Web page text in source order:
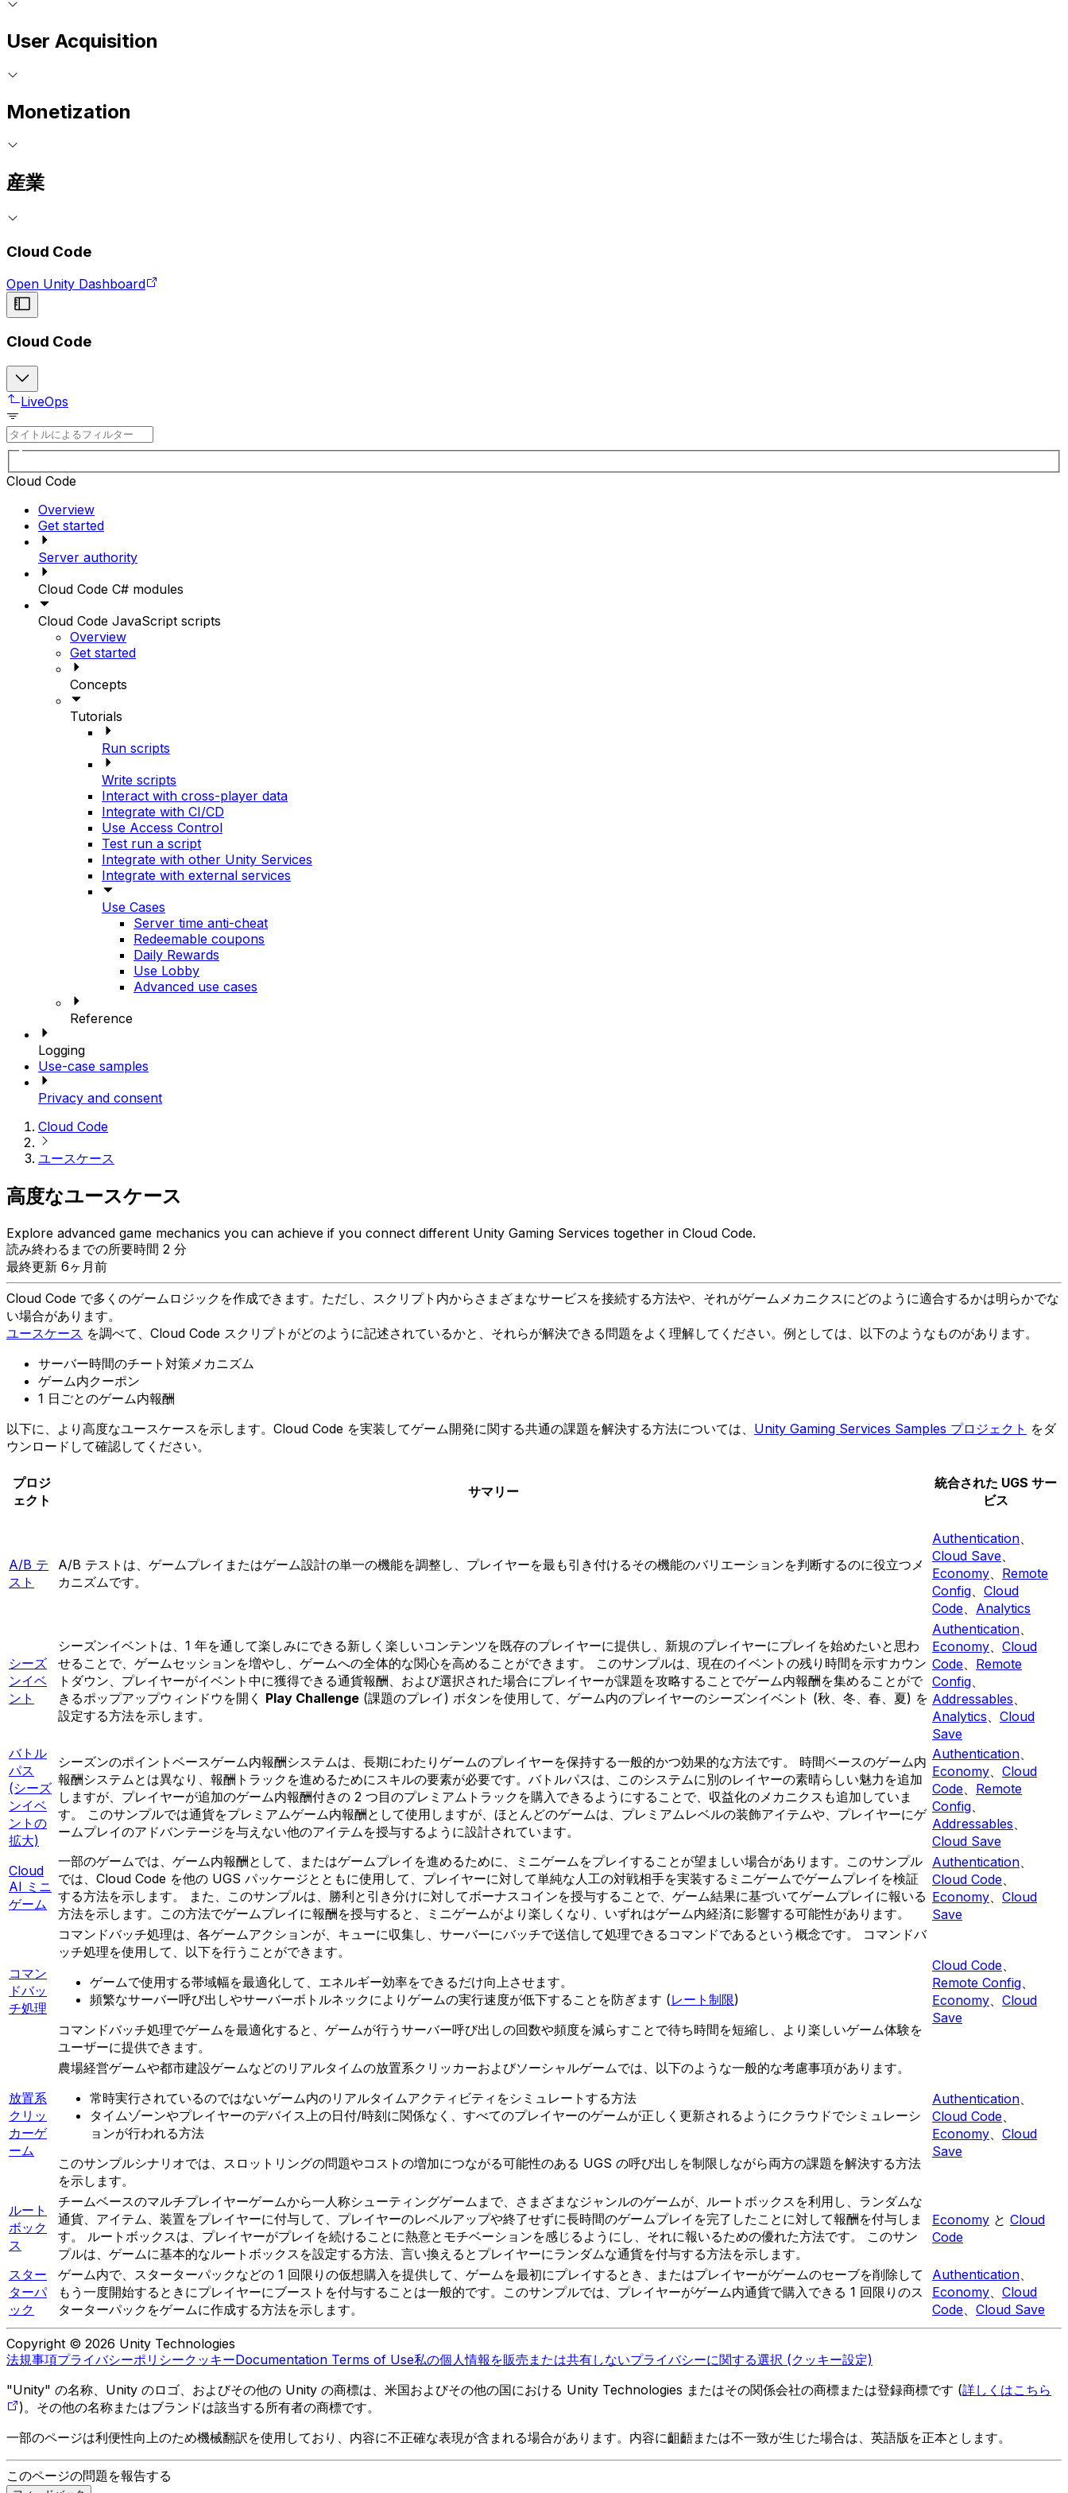
User Acquisition
Monetization
産業
Cloud Code
Open Unity Dashboard
Cloud Code
LiveOps
Cloud Code
Overview
Get started
Server authority
Cloud Code C# modules
Cloud Code JavaScript scripts
Overview
Get started
Concepts
Tutorials
Run scripts
Write scripts
Interact with cross-player data
Integrate with CI/CD
Use Access Control
Test run a script
Integrate with other Unity Services
Integrate with external services
Use Cases
Server time anti-cheat
Redeemable coupons
Daily Rewards
Use Lobby
Advanced use cases
Reference
Logging
Use-case samples
Privacy and consent
Cloud Code
ユースケース
高度なユースケース
Explore advanced game mechanics you can achieve if you connect different Unity Gaming Services together in Cloud Code.
読み終わるまでの所要時間 2 分
最終更新 6ヶ月前
Cloud Code で多くのゲームロジックを作成できます。ただし、スクリプト内からさまざまなサービスを接続する方法や、それがゲームメカニクスにどのように適合するかは明らかでな
い場合があります。
ユースケース を調べて、Cloud Code スクリプトがどのように記述されているかと、それらが解決できる問題をよく理解してください。例としては、以下のようなものがあります。
サーバー時間のチート対策メカニズム
ゲーム内クーポン
1 日ごとのゲーム内報酬
以下に、より高度なユースケースを示します。Cloud Code を実装してゲーム開発に関する共通の課題を解決する方法については、 Unity Gaming Services Samples プロジェクト をダ
ウンロードして確認してください。
プロジ
ェクト
サマリー
統合された UGS サー
ビス
A/B テ
スト
A/B テストは、ゲームプレイまたはゲーム設計の単一の機能を調整し、プレイヤーを最も引き付けるその機能のバリエーションを判断するのに役立つメ
カニズムです。
Authentication
Cloud Save
Economy
Remote
Config
Cloud
Code
Analytics
シーズ
ンイベ
ント
シーズンイベントは、1 年を通して楽しみにできる新しく楽しいコンテンツを既存のプレイヤーに提供し、新規のプレイヤーにプレイを始めたいと思わ
せることで、ゲームセッションを増やし、ゲームへの全体的な関心を高めることができます。 このサンプルは、現在のイベントの残り時間を示すカウン
トダウン、プレイヤーがイベント中に獲得できる通貨報酬、および選択された場合にプレイヤーが課題を攻略することでゲーム内報酬を集めることがで
きるポップアップウィンドウを開く Play Challenge (課題のプレイ) ボタンを使用して、ゲーム内のプレイヤーのシーズンイベント (秋、冬、春、夏) を
設定する方法を示します。
Authentication
Economy
Cloud
Code
Remote
Config
Addressables
Analytics
Cloud
Save
バトル
パス
(シーズ
ンイベ
ントの
拡大)
シーズンのポイントベースゲーム内報酬システムは、長期にわたりゲームのプレイヤーを保持する一般的かつ効果的な方法です。 時間ベースのゲーム内
報酬システムとは異なり、報酬トラックを進めるためにスキルの要素が必要です。バトルパスは、このシステムに別のレイヤーの素晴らしい魅力を追加
しますが、プレイヤーが追加のゲーム内報酬付きの 2 つ目のプレミアムトラックを購入できるようにすることで、収益化のメカニクスも追加していま
す。 このサンプルでは通貨をプレミアムゲーム内報酬として使用しますが、ほとんどのゲームは、プレミアムレベルの装飾アイテムや、プレイヤーにゲ
ームプレイのアドバンテージを与えない他のアイテムを授与するように設計されています。
Authentication
Economy
Cloud
Code
Remote
Config
Addressables
Cloud Save
Cloud
AI ミニ
ゲーム
一部のゲームでは、ゲーム内報酬として、またはゲームプレイを進めるために、ミニゲームをプレイすることが望ましい場合があります。このサンプル
では、Cloud Code を他の UGS パッケージとともに使用して、プレイヤーに対して単純な人工の対戦相手を実装するミニゲームでゲームプレイを検証
する方法を示します。 また、このサンプルは、勝利と引き分けに対してボーナスコインを授与することで、ゲーム結果に基づいてゲームプレイに報いる
方法を示します。この方法でゲームプレイに報酬を授与すると、ミニゲームがより楽しくなり、いずれはゲーム内経済に影響する可能性があります。
Authentication
Cloud Code
Economy
Cloud
Save
コマン
ドバッ
チ処理
コマンドバッチ処理は、各ゲームアクションが、キューに収集し、サーバーにバッチで送信して処理できるコマンドであるという概念です。 コマンドバ
ッチ処理を使用して、以下を行うことができます。
ゲームで使用する帯域幅を最適化して、エネルギー効率をできるだけ向上させます。
頻繁なサーバー呼び出しやサーバーボトルネックによりゲームの実行速度が低下することを防ぎます (レート制限)
コマンドバッチ処理でゲームを最適化すると、ゲームが行うサーバー呼び出しの回数や頻度を減らすことで待ち時間を短縮し、より楽しいゲーム体験を
ユーザーに提供できます。
Cloud Code
Remote Config
Economy
Cloud
Save
放置系
クリッ
カーゲ
ーム
農場経営ゲームや都市建設ゲームなどのリアルタイムの放置系クリッカーおよびソーシャルゲームでは、以下のような一般的な考慮事項があります。
常時実行されているのではないゲーム内のリアルタイムアクティビティをシミュレートする方法
タイムゾーンやプレイヤーのデバイス上の日付/時刻に関係なく、すべてのプレイヤーのゲームが正しく更新されるようにクラウドでシミュレーシ
ョンが行われる方法
このサンプルシナリオでは、スロットリングの問題やコストの増加につながる可能性のある UGS の呼び出しを制限しながら両方の課題を解決する方法
を示します。
Authentication
Cloud Code
Economy
Cloud
Save
ルート
ボック
ス
チームベースのマルチプレイヤーゲームから一人称シューティングゲームまで、さまざまなジャンルのゲームが、ルートボックスを利用し、ランダムな
通貨、アイテム、装置をプレイヤーに付与して、プレイヤーのレベルアップや終了せずに長時間のゲームプレイを完了したことに対して報酬を付与しま
す。 ルートボックスは、プレイヤーがプレイを続けることに熱意とモチベーションを感じるようにし、それに報いるための優れた方法です。 このサン
プルは、ゲームに基本的なルートボックスを設定する方法、言い換えるとプレイヤーにランダムな通貨を付与する方法を示します。
Economy と Cloud
Code
スター
ターパ
ック
ゲーム内で、スターターパックなどの 1 回限りの仮想購入を提供して、ゲームを最初にプレイするとき、またはプレイヤーがゲームのセーブを削除して
もう一度開始するときにプレイヤーにブーストを付与することは一般的です。このサンプルでは、プレイヤーがゲーム内通貨で購入できる 1 回限りのス
ターターパックをゲームに作成する方法を示します。
Authentication
Economy
Cloud
Code
Cloud Save
Copyright © 2026 Unity Technologies
法規事項プライバシーポリシークッキーDocumentation Terms of Use私の個人情報を販売または共有しないプライバシーに関する選択 (クッキー設定)
"Unity" の名称、Unity のロゴ、およびその他の Unity の商標は、米国およびその他の国における Unity Technologies またはその関係会社の商標または登録商標です (詳しくはこちら
)。その他の名称またはブランドは該当する所有者の商標です。
一部のページは利便性向上のため機械翻訳を使用しており、内容に不正確な表現が含まれる場合があります。内容に齟齬または不一致が生じた場合は、英語版を正本とします。
このページの問題を報告する